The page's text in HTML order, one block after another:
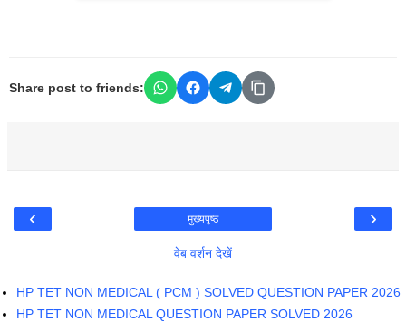
Share post to friends:
‹ ›
मुख्यपृष्ठ
वेब वर्शन देखें
HP TET NON MEDICAL ( PCM ) SOLVED QUESTION PAPER 2026
HP TET NON MEDICAL QUESTION PAPER SOLVED 2026